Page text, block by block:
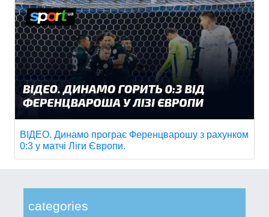
categories
ВІДЕО. Динамо програє Ференцварошу з рахунком
0:3 у матчі Ліги Європи.